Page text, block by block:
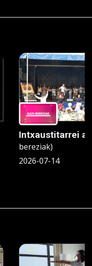
Intxaustitarrei
bereziak)
2026-07-14